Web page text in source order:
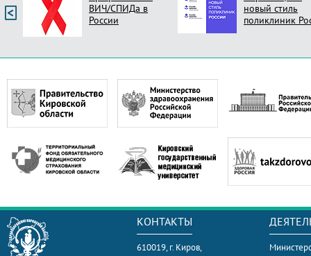
ВИЧ/СПИДа в
России
новый стиль
поликлиник
КОНТАКТЫ
610019, г. Киров,